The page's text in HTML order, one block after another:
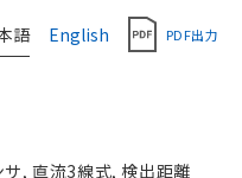
語 English PDF出力
サ, 直流3線式, 検出距離